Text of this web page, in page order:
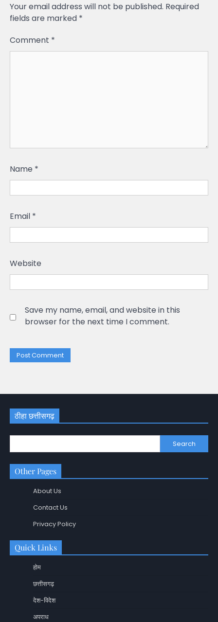
Your email address will not be published. Required
fields are marked *
Comment *
Name *
Email *
Website
Save my name, email, and website in this
browser for the next time I comment.
ठीहा छत्तीसगढ़
Search
Other Pages
About Us
Contact Us
Privacy Policy
Quick Links
होम
छत्तीसगढ़
देश-विदेश
अपराध